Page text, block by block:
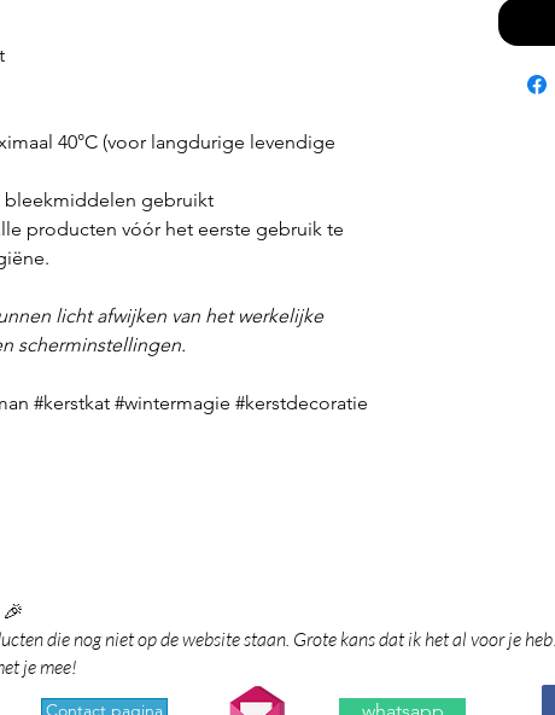
40°C (voor langdurige levendige
bleekmiddelen gebruikt
producten vóór het eerste gebruik te
licht afwijken van het werkelijke
scherminstellingen.
#kerstkat #wintermagie #kerstdecoratie
🎉
die nog niet op de website staan. Grote kans dat ik het al voor je
je mee!
Contact pagina